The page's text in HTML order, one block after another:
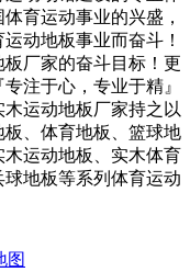
育运动事业的兴盛，
动地板事业而奋斗！
板厂家的奋斗目标！更
注于心，专业于精』
运动地板厂家持之以
、体育地板、篮球地
运动地板、实木体育
地板等系列体育运动
图